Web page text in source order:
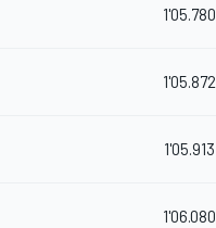
1'05.780
1'05.872
1'05.913
1'06.080